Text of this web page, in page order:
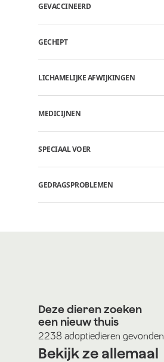
GEVACCINEERD
GECHIPT
LICHAMELIJKE AFWIJKINGEN
MEDICIJNEN
SPECIAAL VOER
GEDRAGSPROBLEMEN
Deze dieren zoeken
een nieuw thuis
2238 adoptiedieren gevonden
Bekijk ze allemaal